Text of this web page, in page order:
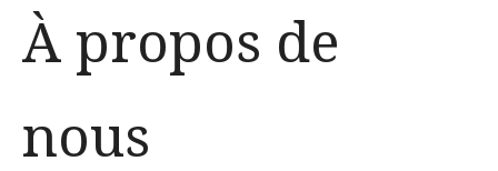
À propos de
nous